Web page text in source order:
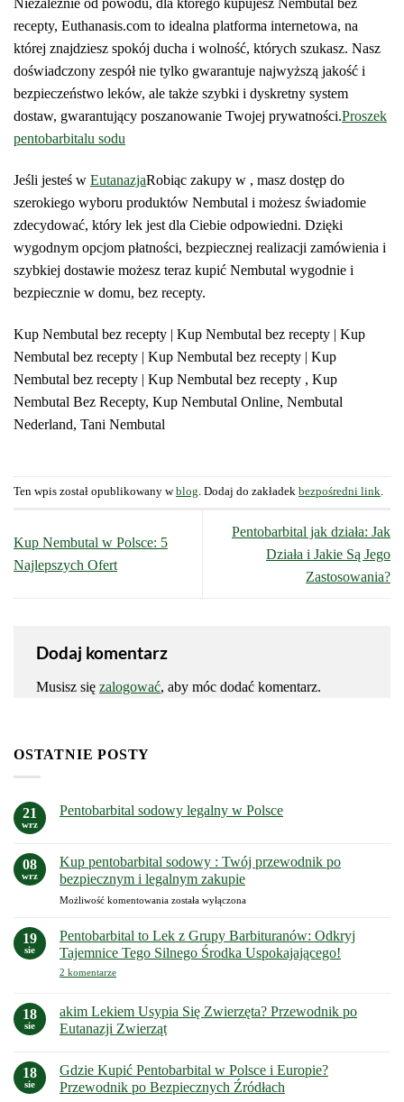
Niezależnie od powodu, dla którego kupujesz Nembutal bez
recepty, Euthanasis.com to idealna platforma internetowa, na
której znajdziesz spokój ducha i wolność, których szukasz. Nasz
doświadczony zespół nie tylko gwarantuje najwyższą jakość i
bezpieczeństwo leków, ale także szybki i dyskretny system
dostaw, gwarantujący poszanowanie Twojej prywatności.Proszek
pentobarbitalu sodu
Jeśli jesteś w EutanazjaRobiąc zakupy w , masz dostęp do
szerokiego wyboru produktów Nembutal i możesz świadomie
zdecydować, który lek jest dla Ciebie odpowiedni. Dzięki
wygodnym opcjom płatności, bezpiecznej realizacji zamówienia i
szybkiej dostawie możesz teraz kupić Nembutal wygodnie i
bezpiecznie w domu, bez recepty.
Kup Nembutal bez recepty | Kup Nembutal bez recepty | Kup
Nembutal bez recepty | Kup Nembutal bez recepty | Kup
Nembutal bez recepty | Kup Nembutal bez recepty , Kup
Nembutal Bez Recepty, Kup Nembutal Online, Nembutal
Nederland, Tani Nembutal
Ten wpis został opublikowany wblog. Dodaj do zakładek bezpośredni link.
Kup Nembutal w Polsce: 5
Najlepszych Ofert
Pentobarbital jak działa: Jak
Działa i Jakie Są Jego
Zastosowania?
Dodaj komentarz
Musisz się zalogować, aby móc dodać komentarz.
OSTATNIE POSTY
21
wrz
Pentobarbital sodowy legalny w Polsce
Pentobarbital
sodowy
legalny
w
08
wrz
Kup pentobarbital sodowy : Twój przewodnik po
bezpiecznym i legalnym zakupie
Możliwość komentowania Kup
sodowy
:
Twój
bezpiecznym
i
została wyłączona
19
sie
Pentobarbital to Lek z Grupy Barbituranów: Odkryj
Tajemnice Tego Silnego Środka Uspokajającego!
2 komentarzedo
Lek
z
Grupy
Tajemnice
Tego
Silnego
18
sie
akim Lekiem Usypia Się Zwierzęta? Przewodnik po
Eutanazji Zwierząt
do
akim
Lekiem
18
sie
Gdzie Kupić Pentobarbital w Polsce i Europie?
Przewodnik po Bezpiecznych Źródłach